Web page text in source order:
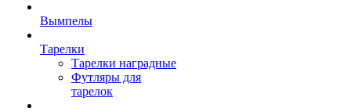
Вымпелы
Тарелки
Тарелки наградные
Футляры для
тарелок